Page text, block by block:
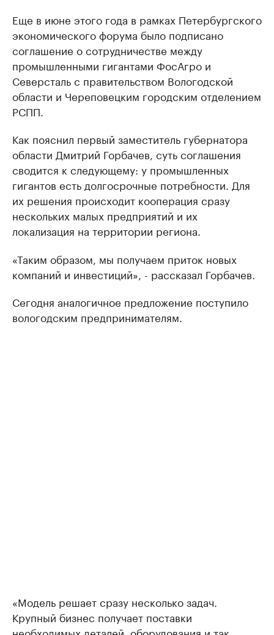
Еще в июне этого года в рамках Петербургского
экономического форума было подписано
соглашение о сотрудничестве между
промышленными гигантами ФосАгро и
Северсталь с правительством Вологодской
области и Череповецким городским отделением
РСПП.
Как пояснил первый заместитель губернатора
области Дмитрий Горбачев, суть соглашения
сводится к следующему: у промышленных
гигантов есть долгосрочные потребности. Для
их решения происходит кооперация сразу
нескольких малых предприятий и их
локализация на территории региона.
«Таким образом, мы получаем приток новых
компаний и инвестиций», - рассказал Горбачев.
Сегодня аналогичное предложение поступило
вологодским предпринимателям.
«Модель решает сразу несколько задач.
Крупный бизнес получает поставки